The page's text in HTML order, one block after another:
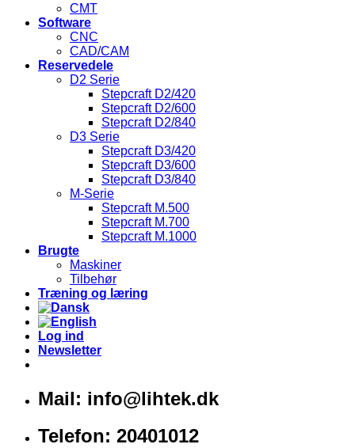
CMT
Software
CNC
CAD/CAM
Reservedele
D2 Serie
Stepcraft D2/420
Stepcraft D2/600
Stepcraft D2/840
D3 Serie
Stepcraft D3/420
Stepcraft D3/600
Stepcraft D3/840
M-Serie
Stepcraft M.500
Stepcraft M.700
Stepcraft M.1000
Brugte
Maskiner
Tilbehør
Træning og læring
Log ind
Newsletter
Mail: info@lihtek.dk
Telefon: 20401012